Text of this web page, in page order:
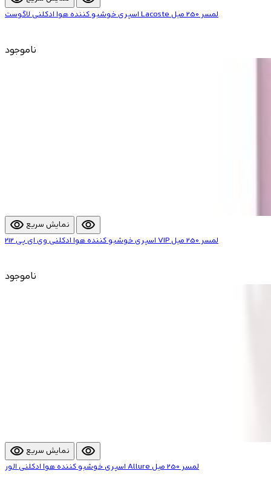
اسپری خوشبو کننده هوا ادکلنی لاگوست Lacoste لمسر 250 میل
ناموجود
visibility نمایش سریع visibility
اسپری خوشبو کننده هوا ادکلنی وی ای پی 212 VIP لمسر 250 میل
ناموجود
visibility نمایش سریع visibility
اسپری خوشبو کننده هوا ادکلنی الور Allure لمسر 250 میل